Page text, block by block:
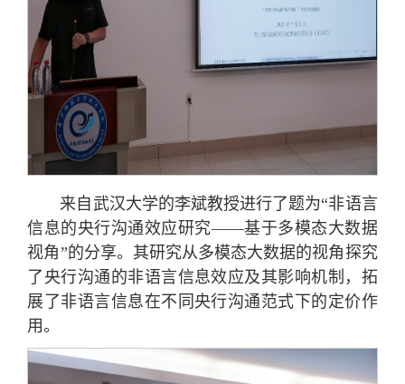
来自武汉大学的李斌教授进行了题为“非语言
信息的央行沟通效应研究——基于多模态大数据
视角”的分享。其研究从多模态大数据的视角探究
了央行沟通的非语言信息效应及其影响机制，拓
展了非语言信息在不同央行沟通范式下的定价作
用。